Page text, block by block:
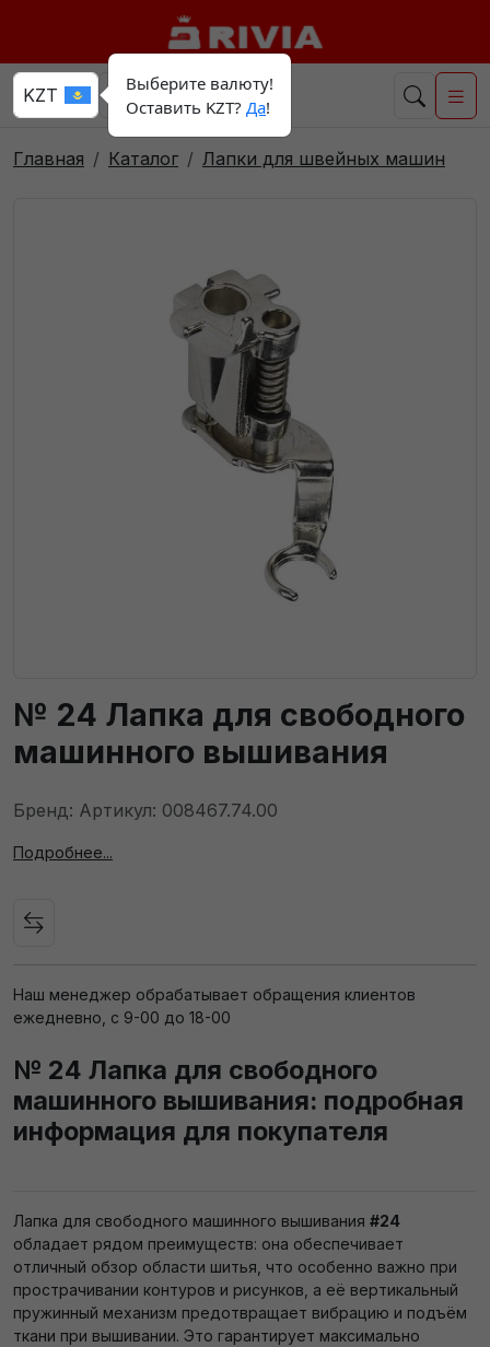
Главная Каталог Лапки для швейных машин
№ 24 Лапка для свободного
машинного вышивания
Бренд: Артикул: 008467.74.00
Подробнее...
Наш менеджер обрабатывает обращения клиентов
ежедневно, с 9-00 до 18-00
№ 24 Лапка для свободного
машинного вышивания: подробная
информация для покупателя
Лапка для свободного машинного вышивания #24
обладает рядом преимуществ: она обеспечивает
отличный обзор области шитья, что особенно важно при
прострачивании контуров и рисунков, а её вертикальный
пружинный механизм предотвращает вибрацию и подъём
ткани при вышивании. Это гарантирует максимально
Выберите валюту!
Оставить KZT? Да!